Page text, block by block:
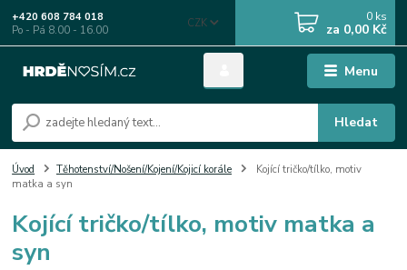
Menu
CZK
Hledat
+420 608 784 018
Po - Pá 8.00 - 16.00
0 ks
za 0,00 Kč
Úvod Těhotenství/Nošení/Kojení/Kojicí korále
Kojící tričko/tílko, motiv
matka a syn
Kojící tričko/tílko, motiv matka a
syn